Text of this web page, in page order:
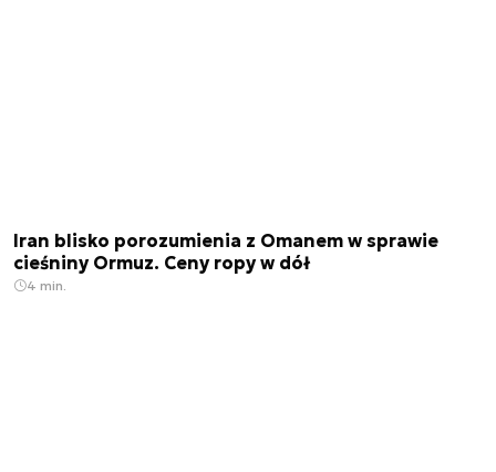
Iran blisko porozumienia z Omanem w sprawie
cieśniny Ormuz. Ceny ropy w dół
4 min.